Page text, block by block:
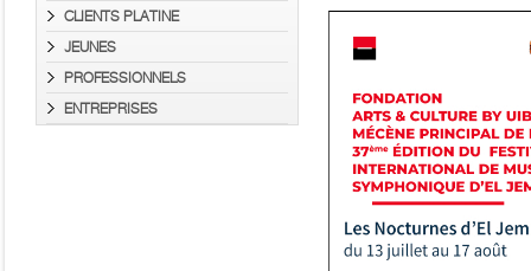
CLIENTS PLATINE
JEUNES
PROFESSIONNELS
ENTREPRISES